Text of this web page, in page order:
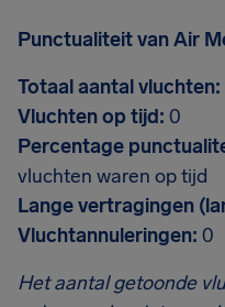
Punctualiteit van Air
Totaal aantal vluchten:
Vluchten op tijd: 0
Percentage
vluchten waren op tijd
Lange vertragingen
Vluchtannuleringen: 0
Het aantal getoonde